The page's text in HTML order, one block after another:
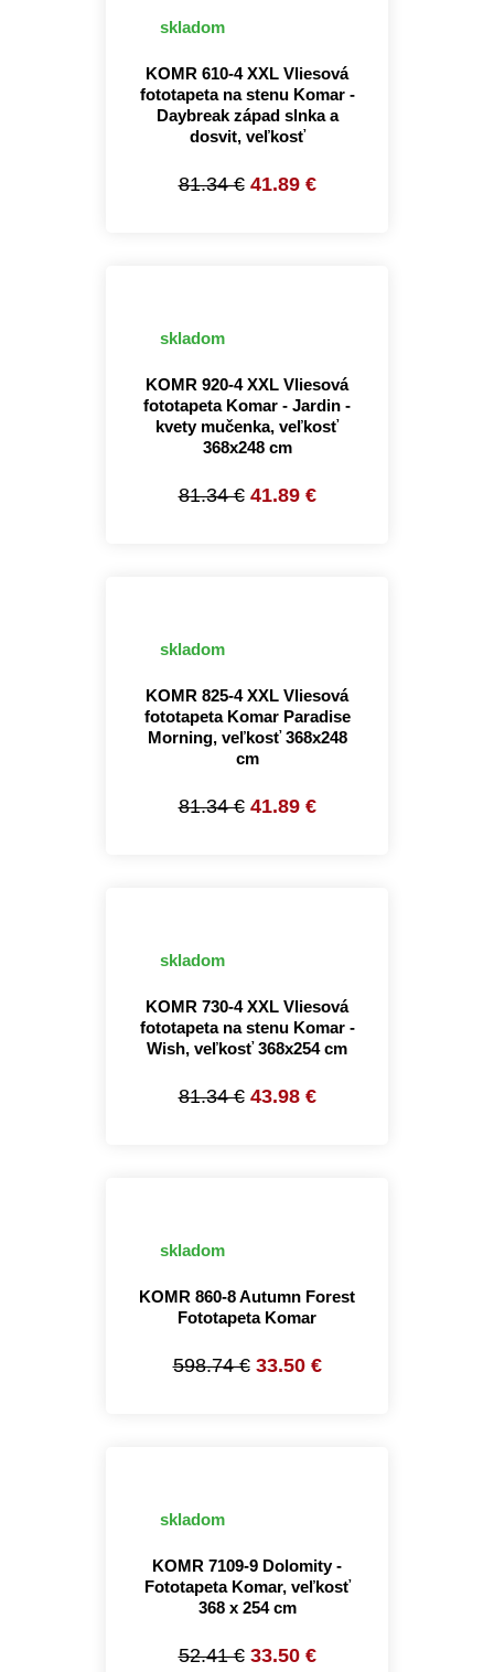
skladom
KOMR 610-4 XXL Vliesová
fototapeta na stenu Komar -
Daybreak západ slnka a
dosvit, veľkosť
81.34 € 41.89 €
skladom
KOMR 920-4 XXL Vliesová
fototapeta Komar - Jardin -
kvety mučenka, veľkosť
368x248 cm
81.34 € 41.89 €
skladom
KOMR 825-4 XXL Vliesová
fototapeta Komar Paradise
Morning, veľkosť 368x248
cm
81.34 € 41.89 €
skladom
KOMR 730-4 XXL Vliesová
fototapeta na stenu Komar -
Wish, veľkosť 368x254 cm
81.34 € 43.98 €
skladom
KOMR 860-8 Autumn Forest
Fototapeta Komar
598.74 € 33.50 €
skladom
KOMR 7109-9 Dolomity -
Fototapeta Komar, veľkosť
368 x 254 cm
52.41 € 33.50 €